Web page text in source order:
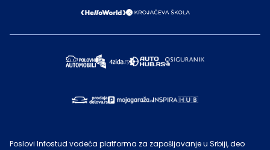
Poslovi Infostud vodeća platforma za zapošljavanje u Srbiji, deo